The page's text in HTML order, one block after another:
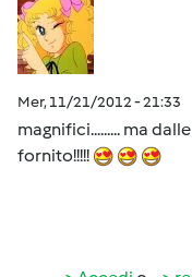
Mer, 11/21/2012 - 21:33
magnifici......... ma
fornito!!!!!